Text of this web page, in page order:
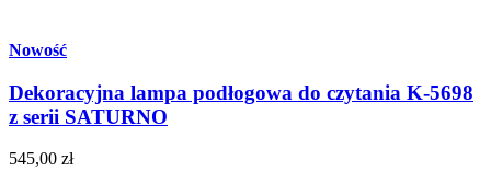
Nowość
Dekoracyjna lampa podłogowa do czytania K-5698
z serii SATURNO
545,00 zł